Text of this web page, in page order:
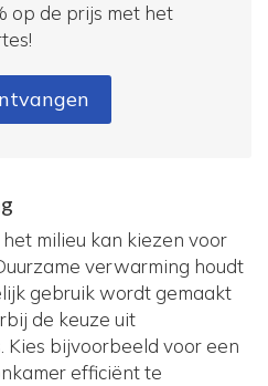
op de prijs met het
milieu kan kiezen voor
verwarming houdt
gebruik wordt gemaakt
de keuze uit
Kies bijvoorbeeld voor een
efficiënt te